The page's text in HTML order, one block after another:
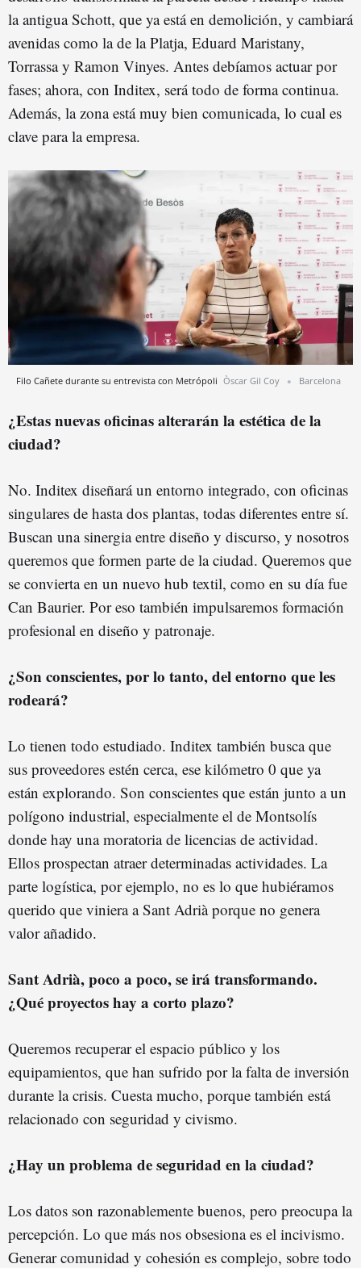
la antigua Schott, que ya está en demolición, y cambiará
avenidas como la de la Platja, Eduard Maristany,
Torrassa y Ramon Vinyes. Antes debíamos actuar por
fases; ahora, con Inditex, será todo de forma continua.
Además, la zona está muy bien comunicada, lo cual es
clave para la empresa.
Filo Cañete durante su entrevista con Metrópoli Òscar Gil Coy Barcelona
¿Estas nuevas oficinas alterarán la estética de la
ciudad?
No. Inditex diseñará un entorno integrado, con oficinas
singulares de hasta dos plantas, todas diferentes entre sí.
Buscan una sinergia entre diseño y discurso, y nosotros
queremos que formen parte de la ciudad. Queremos que
se convierta en un nuevo hub textil, como en su día fue
Can Baurier. Por eso también impulsaremos formación
profesional en diseño y patronaje.
¿Son conscientes, por lo tanto, del entorno que les
rodeará?
Lo tienen todo estudiado. Inditex también busca que
sus proveedores estén cerca, ese kilómetro 0 que ya
están explorando. Son conscientes que están junto a un
polígono industrial, especialmente el de Montsolís
donde hay una moratoria de licencias de actividad.
Ellos prospectan atraer determinadas actividades. La
parte logística, por ejemplo, no es lo que hubiéramos
querido que viniera a Sant Adrià porque no genera
valor añadido.
Sant Adrià, poco a poco, se irá transformando.
¿Qué proyectos hay a corto plazo?
Queremos recuperar el espacio público y los
equipamientos, que han sufrido por la falta de inversión
durante la crisis. Cuesta mucho, porque también está
relacionado con seguridad y civismo.
¿Hay un problema de seguridad en la ciudad?
Los datos son razonablemente buenos, pero preocupa la
percepción. Lo que más nos obsesiona es el incivismo.
Generar comunidad y cohesión es complejo, sobre todo